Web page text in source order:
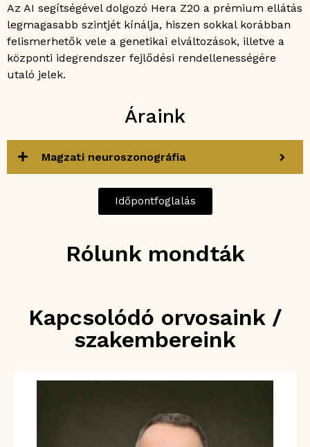
Az AI segítségével dolgozó Hera Z20 a prémium ellátás
legmagasabb szintjét kínálja, hiszen sokkal korábban
felismerhetők vele a genetikai elváltozások, illetve a
központi idegrendszer fejlődési rendellenességére
utaló jelek.
Áraink
Magzati neuroszonográfia
Időpontfoglalás
Rólunk mondták
Kapcsolódó orvosaink /
szakembereink